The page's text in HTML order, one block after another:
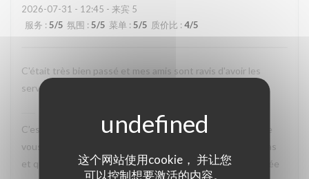
这个网站使用cookie， 并让您
可以控制想要激活的内容。
2026-07-31 - 12:45 - 来宾 5
服务 : 5/5 氛围 : 5/5 菜单 : 5/5 质价比 : 4/5
C'était très bien passé et mes amis sont ravis d'avoir les
services attentionnés et les plats savoureux.
La Closerie des Lilas 已回复此评论
C’est un plaisir de lire votre retour. Nous sommes ravis que
vous ayez passé un agréable moment à La Closerie des Lilas
et que vos amis aient également apprécié l’attention portée